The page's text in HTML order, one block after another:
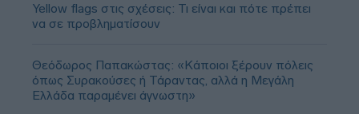
Yellow flags στις σχέσεις: Τι είναι και πότε πρέπει
να σε προβληματίσουν
Θεόδωρος Παπακώστας: «Κάποιοι ξέρουν πόλεις
όπως Συρακούσες ή Τάραντας, αλλά η Μεγάλη
Ελλάδα παραμένει άγνωστη»